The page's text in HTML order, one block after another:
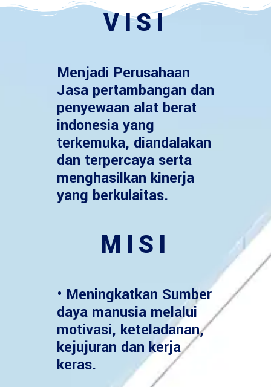
VISI
Menjadi Perusahaan
Jasa pertambangan dan
penyewaan alat berat
indonesia yang
terkemuka, diandalakan
dan terpercaya serta
menghasilkan kinerja
yang berkulaitas.
MISI
• Meningkatkan Sumber
daya manusia melalui
motivasi, keteladanan,
kejujuran dan kerja
keras.